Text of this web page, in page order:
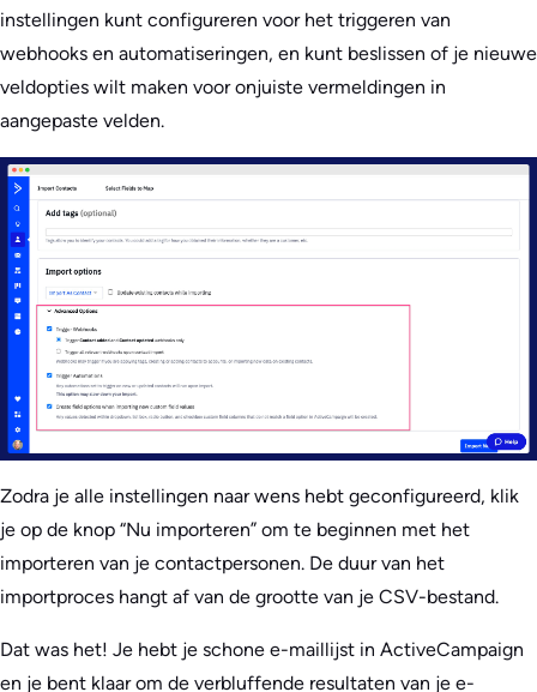
instellingen kunt configureren voor het triggeren van
webhooks en automatiseringen, en kunt beslissen of je nieuwe
veldopties wilt maken voor onjuiste vermeldingen in
aangepaste velden.
Zodra je alle instellingen naar wens hebt geconfigureerd, klik
je op de knop “Nu importeren” om te beginnen met het
importeren van je contactpersonen. De duur van het
importproces hangt af van de grootte van je CSV-bestand.
Dat was het! Je hebt je schone e-maillijst in ActiveCampaign
en je bent klaar om de verbluffende resultaten van je e-